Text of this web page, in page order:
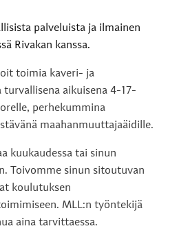
palveluista ja ilmainen
Rivakan kanssa.
toimia kaveri- ja
turvallisena aikuisena 4-17-
perhekummina
maahanmuuttajaäidille.
kuukaudessa tai sinun
Toivomme sinun sitoutuvan
koulutuksen
MLL:n työntekijä
aina tarvittaessa.